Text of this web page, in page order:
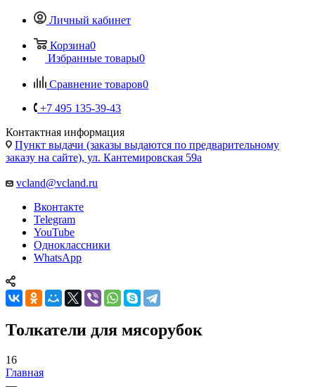
Личный кабинет
Корзина0
Избранные товары0
Сравнение товаров0
+7 495 135-39-43
Контактная информация
Пункт выдачи (заказы выдаются по предварительному
заказу на сайте), ул. Кантемировская 59а
vcland@vcland.ru
Вконтакте
Telegram
YouTube
Одноклассники
WhatsApp
Толкатели для мясорубок
16
Главная
—